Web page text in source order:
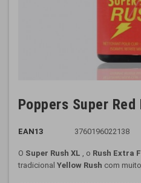
Poppers Super Red
EAN13 3760196022138
O Super Rush XL , o Rush Extra
tradicional Yellow Rush com